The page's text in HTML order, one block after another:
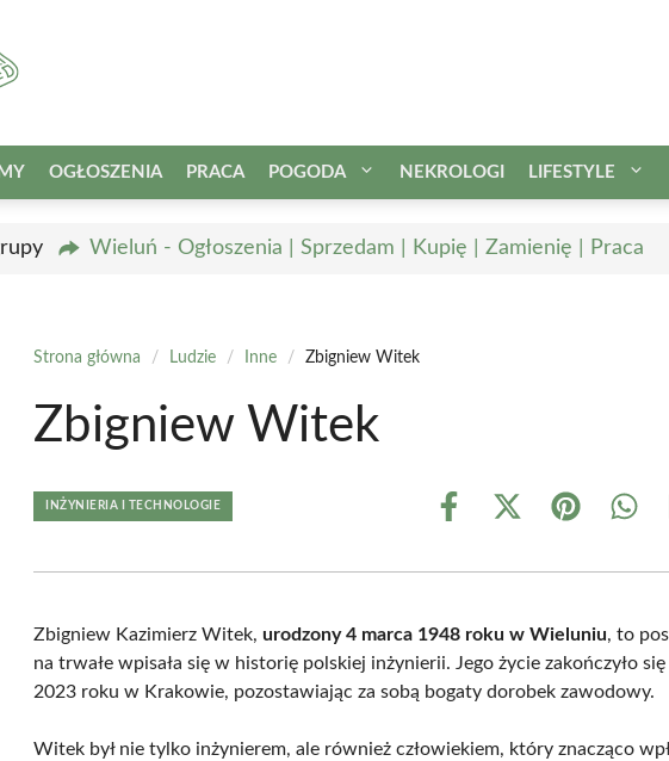
OGŁOSZENIA PRACA POGODA NEKROLOGI LIFESTYLE
Wieluń - Ogłoszenia | Sprzedam | Kupię | Zamienię | Praca
Strona główna / Ludzie / Inne / Zbigniew Witek
Zbigniew Witek
INŻYNIERIA I TECHNOLOGIE
Share
Share
(Twitter)
Share Share
Zbigniew Kazimierz Witek,urodzony 4 marca 1948 roku w Wieluniu, to
na trwałe wpisała się w historię polskiej inżynierii. Jego życie zakończyło
2023 roku w Krakowie, pozostawiając za sobą bogaty dorobek zawodowy.
Witek był nie tylko inżynierem, ale również człowiekiem, który znacząco